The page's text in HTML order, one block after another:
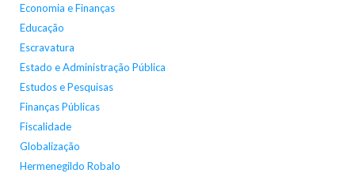
Economia e Finanças
Educação
Escravatura
Estado e Administração Pública
Estudos e Pesquisas
Finanças Públicas
Fiscalidade
Globalização
Hermenegildo Robalo